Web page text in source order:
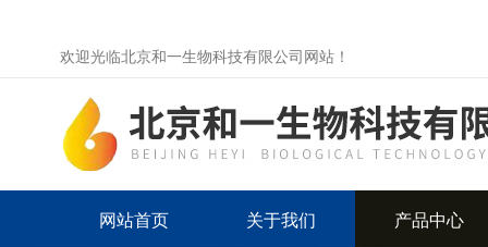
欢迎光临北京和一生物科技有限公司网站！
网站首页 关于我们 产品中心